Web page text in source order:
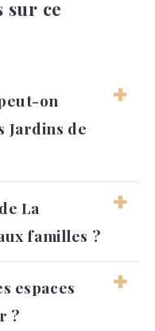
sur ce
on
Jardins de
mêle
La
familles ?
espaces
générale du
espaces
?